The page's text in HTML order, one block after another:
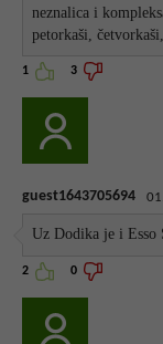
neznalica i
petorkaši,
1 3
guest1643705694
Uz Dodika je i Esso
2 0